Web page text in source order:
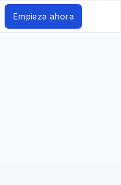
Empieza ahora